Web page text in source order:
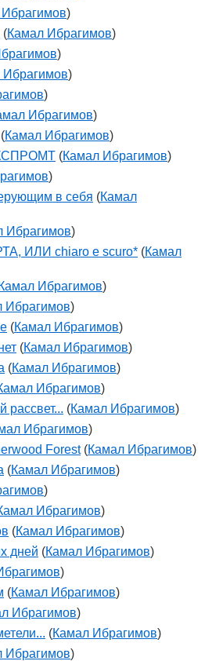
)
(Камал Ибрагимов)
)
Ибрагимов)
)
Ибрагимов)
(Камал Ибрагимов)
(Камал Ибрагимов)
)
в себя (Камал
Ибрагимов)
ИЛИ chiaro e scuro* (Камал
Камал Ибрагимов)
Ибрагимов)
(Камал Ибрагимов)
(Камал Ибрагимов)
(Камал Ибрагимов)
Ибрагимов)
рассвет... (Камал Ибрагимов)
Ибрагимов)
Forest(Камал Ибрагимов)
(Камал Ибрагимов)
)
Ибрагимов)
(Камал Ибрагимов)
дней (Камал Ибрагимов)
)
(Камал Ибрагимов)
Ибрагимов)
(Камал Ибрагимов)
Ибрагимов)